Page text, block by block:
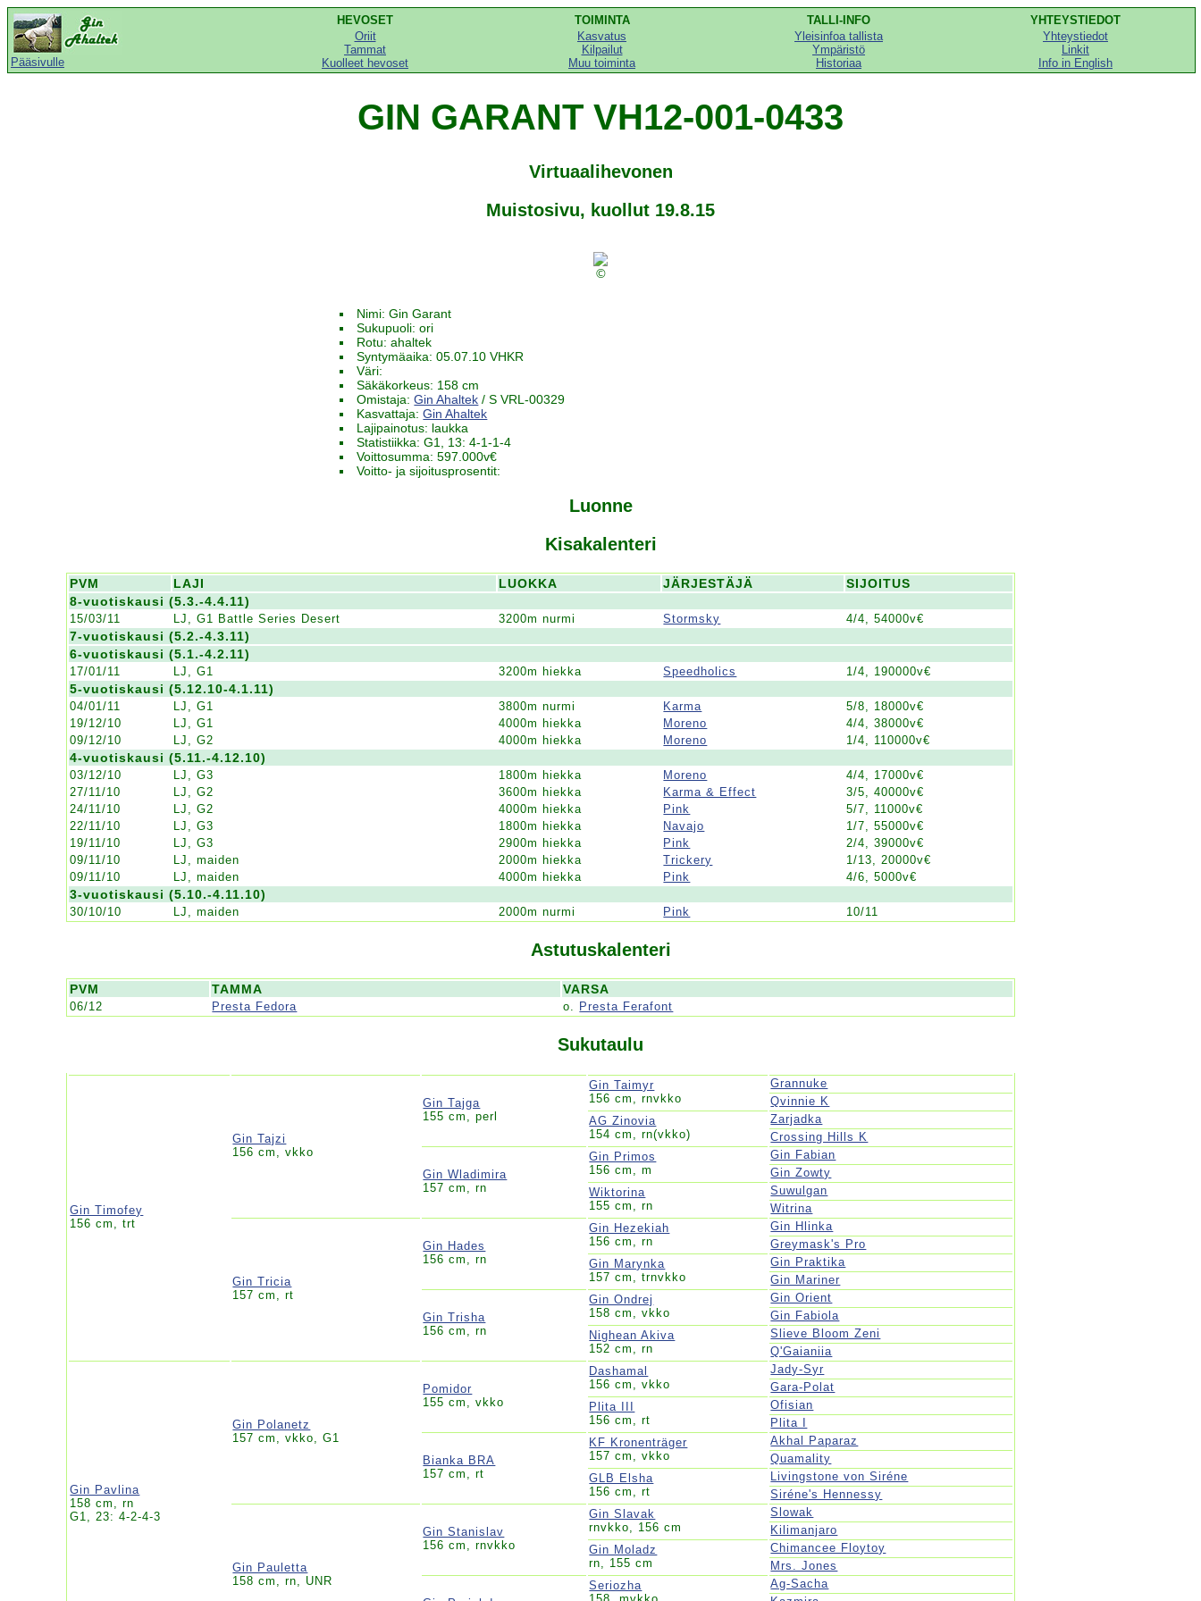
Pääsivulle
HEVOSET
Oriit
Tammat
Kuolleet hevoset
TOIMINTA
Kasvatus
Kilpailut
Muu toiminta
TALLI-INFO
Yleisinfoa tallista
Ympäristö
Historiaa
YHTEYSTIEDOT
Yhteystiedot
Linkit
Info in English
GIN GARANT VH12-001-0433
Virtuaalihevonen
Muistosivu, kuollut 19.8.15
©
Nimi: Gin Garant
Sukupuoli: ori
Rotu: ahaltek
Syntymäaika: 05.07.10 VHKR
Väri:
Säkäkorkeus: 158 cm
Omistaja:Gin Ahaltek / S VRL-00329
Kasvattaja:Gin Ahaltek
Lajipainotus: laukka
Statistiikka: G1, 13: 4-1-1-4
Voittosumma: 597.000v€
Voitto- ja sijoitusprosentit:
Luonne
Kisakalenteri
PVM LAJI LUOKKA JÄRJESTÄJÄ
SIJOITUS
8-vuotiskausi (5.3.-4.4.11)
15/03/11 LJ, G1 Battle Series Desert 3200m nurmi Stormsky 4/4, 54000v€
7-vuotiskausi (5.2.-4.3.11)
6-vuotiskausi (5.1.-4.2.11)
17/01/11 LJ, G1 3200m hiekka Speedholics 1/4, 190000v€
5-vuotiskausi (5.12.10-4.1.11)
04/01/11 LJ, G1 3800m nurmi Karma
5/8, 18000v€
19/12/10
LJ, G1 4000m hiekka Moreno
4/4, 38000v€
09/12/10
LJ, G2 4000m hiekka Moreno 1/4, 110000v€
4-vuotiskausi (5.11.-4.12.10)
03/12/10 LJ, G3 1800m hiekka Moreno
4/4, 17000v€
27/11/10
LJ, G2 3600m hiekka Karma & Effect
3/5, 40000v€
24/11/10
LJ, G2 4000m hiekka Pink
5/7, 11000v€
22/11/10
LJ, G3 1800m hiekka Navajo
1/7, 55000v€
19/11/10
LJ, G3 2900m hiekka Pink
2/4, 39000v€
09/11/10
LJ, maiden 2000m hiekka Trickery
1/13, 20000v€
09/11/10
LJ, maiden 4000m hiekka Pink 4/6, 5000v€
3-vuotiskausi (5.10.-4.11.10)
30/10/10 LJ, maiden 2000m nurmi Pink 10/11
Astutuskalenteri
PVM TAMMA VARSA
06/12 Presta Fedora o. Presta Ferafont
Sukutaulu
Gin Timofey
156 cm, trt
Gin Tajzi
156 cm, vkko
Gin Tajga
155 cm, perl
Gin Taimyr
156 cm, rnvkko
Grannuke
Qvinnie K
AG Zinovia
154 cm, rn(vkko)
Zarjadka
Crossing Hills K
Gin Wladimira
157 cm, rn
Gin Primos
156 cm, m
Gin Fabian
Gin Zowty
Wiktorina
155 cm, rn
Suwulgan
Witrina
Gin Tricia
157 cm, rt
Gin Hades
156 cm, rn
Gin Hezekiah
156 cm, rn
Gin Hlinka
Greymask's Pro
Gin Marynka
157 cm, trnvkko
Gin Praktika
Gin Mariner
Gin Trisha
156 cm, rn
Gin Ondrej
158 cm, vkko
Gin Orient
Gin Fabiola
Nighean Akiva
152 cm, rn
Slieve Bloom Zeni
Q'Gaianiia
Gin Pavlina
158 cm, rn
G1, 23: 4-2-4-3
Gin Polanetz
157 cm, vkko, G1
Pomidor
155 cm, vkko
Dashamal
156 cm, vkko
Jady-Syr
Gara-Polat
Plita III
156 cm, rt
Ofisian
Plita I
Bianka BRA
157 cm, rt
KF Kronenträger
157 cm, vkko
Akhal Paparaz
Quamality
GLB Elsha
156 cm, rt
Livingstone von Siréne
Siréne's Hennessy
Gin Pauletta
158 cm, rn, UNR
Gin Stanislav
156 cm, rnvkko
Gin Slavak
rnvkko, 156 cm
Slowak
Kilimanjaro
Gin Moladz
rn, 155 cm
Chimancee Floytoy
Mrs. Jones
Seriozha
Ag-Sacha